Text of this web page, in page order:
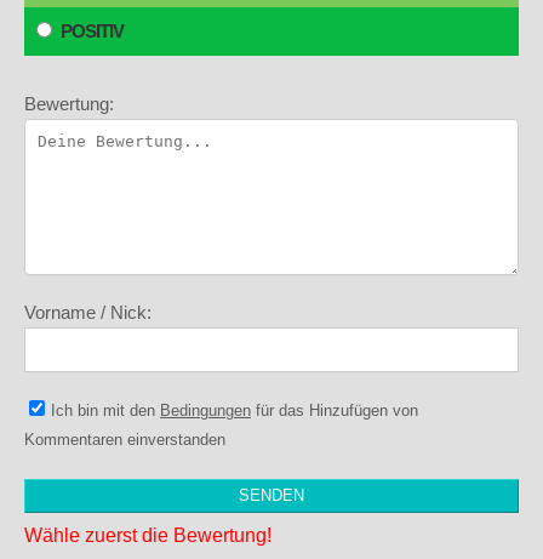
POSITIV
Bewertung:
Vorname / Nick:
Ich bin mit den Bedingungen für das Hinzufügen von
Kommentaren einverstanden
Wähle zuerst die Bewertung!